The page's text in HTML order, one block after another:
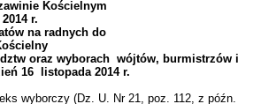
Kościelnym
r.
na radnych do
oraz wyborach wójtów, burmistrzów i
16 listopada 2014 r.
wyborczy (Dz. U. Nr 21, poz. 112, z późn.